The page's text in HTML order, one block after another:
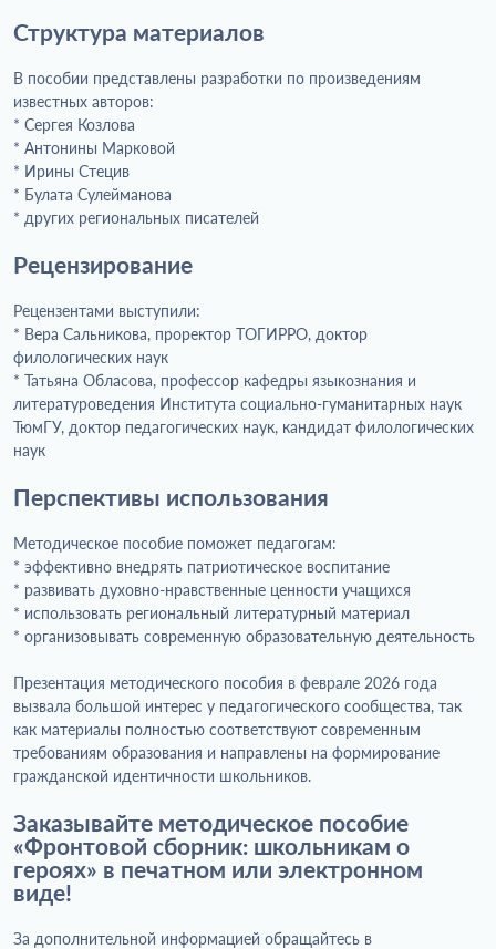
Структура материалов
В пособии представлены разработки по произведениям
известных авторов:
* Сергея Козлова
* Антонины Марковой
* Ирины Стецив
* Булата Сулейманова
* других региональных писателей
Рецензирование
Рецензентами выступили:
* Вера Сальникова, проректор ТОГИРРО, доктор
филологических наук
* Татьяна Обласова, профессор кафедры языкознания и
литературоведения Института социально-гуманитарных наук
ТюмГУ, доктор педагогических наук, кандидат филологических
наук
Перспективы использования
Методическое пособие поможет педагогам:
* эффективно внедрять патриотическое воспитание
* развивать духовно-нравственные ценности учащихся
* использовать региональный литературный материал
* организовывать современную образовательную деятельность
Презентация методического пособия в феврале 2026 года
вызвала большой интерес у педагогического сообщества, так
как материалы полностью соответствуют современным
требованиям образования и направлены на формирование
гражданской идентичности школьников.
Заказывайте методическое пособие
«Фронтовой сборник: школьникам о
героях» в печатном или электронном
виде!
За дополнительной информацией обращайтесь в